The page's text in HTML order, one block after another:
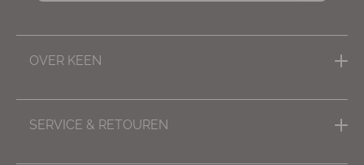
OVER KEEN
Inspiratie, tips & advies
Missie
SERVICE & RETOUREN
Contact